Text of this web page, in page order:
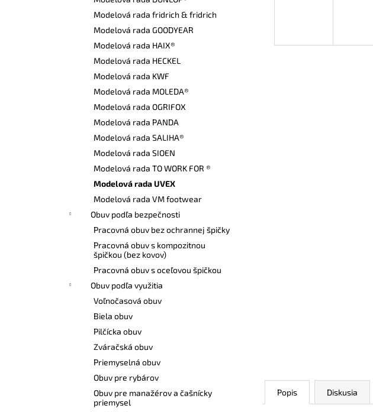
Modelová rada fridrich & fridrich
Modelová rada GOODYEAR
Modelová rada HAIX®
Modelová rada HECKEL
Modelová rada KWF
Modelová rada MOLEDA®
Modelová rada OGRIFOX
Modelová rada PANDA
Modelová rada SALIHA®
Modelová rada SIOEN
Modelová rada TO WORK FOR ®
Modelová rada UVEX
Modelová rada VM footwear
Obuv podľa bezpečnosti
Pracovná obuv bez ochrannej špičky
Pracovná obuv s kompozitnou
špičkou (bez kovov)
Pracovná obuv s oceľovou špičkou
Obuv podľa využitia
Voľnočasová obuv
Biela obuv
Pilčícka obuv
Zváračská obuv
Priemyselná obuv
Obuv pre rybárov
Obuv pre manažérov a čašnícky
priemysel
Popis Diskusia
DÁMSKE ŠATY CXS BELLA BIELE SO
ZELENÝMI DOPLNKAMI
€24,50